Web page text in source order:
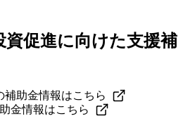
促進に向けた支援補
補助金情報はこちら
金情報はこちら